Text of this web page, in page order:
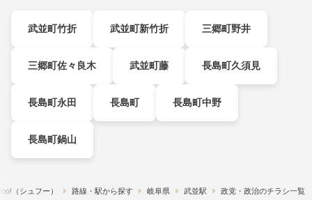
武並町竹折 武並町新竹折 三郷町野井
三郷町佐々良木 武並町藤 長島町久須見
長島町永田 長島町 長島町中野
長島町鍋山
（シュフー） 路線・駅から探す 岐阜県 武並駅 政党・政治のチラシ一覧